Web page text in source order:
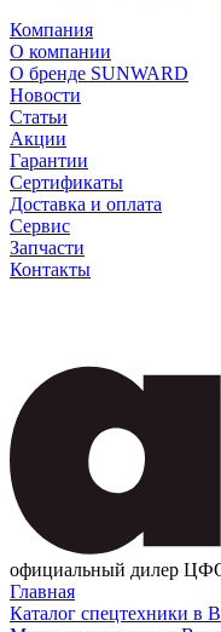
Компания
О компании
О бренде SUNWARD
Новости
Статьи
Акции
Гарантии
Сертификаты
Доставка и оплата
Сервис
Запчасти
Контакты
официальный дилер
Главная
Каталог спецтехники в